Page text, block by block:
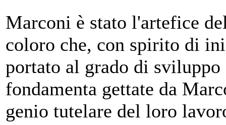
Marconi è stato l'artefice
coloro che, con spirito di
portato al grado di
fondamenta gettate da
genio tutelare del loro